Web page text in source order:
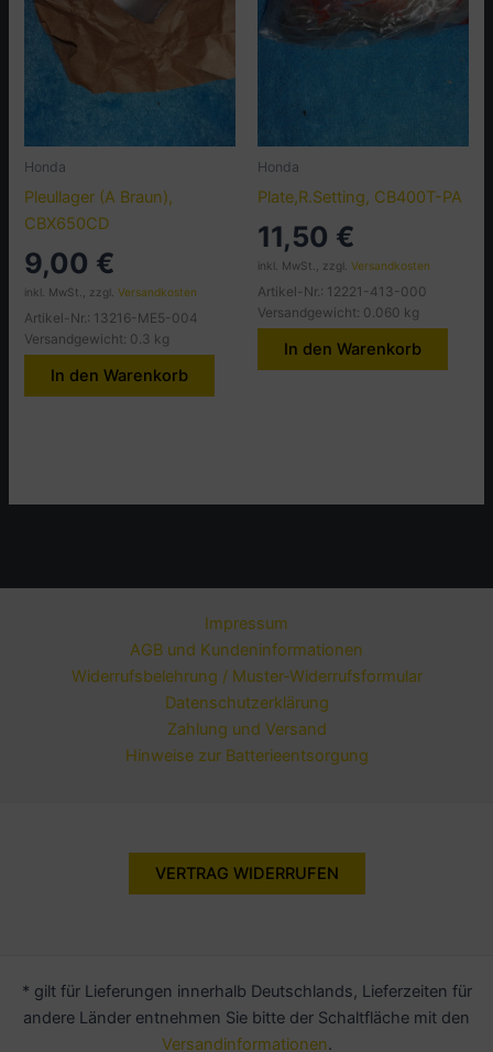
Honda
Pleullager (A Braun),
CBX650CD
9,00 €
inkl. MwSt., zzgl.Versandkosten
Artikel-Nr.: 13216-ME5-004
Versandgewicht: 0.3 kg
In den Warenkorb
Honda
Plate,R.Setting, CB400T-PA
11,50 €
inkl. MwSt., zzgl. Versandkosten
Artikel-Nr.: 12221-413-000
Versandgewicht: 0.060 kg
In den Warenkorb
Impressum
AGB und Kundeninformationen
Widerrufsbelehrung / Muster-Widerrufsformular
Datenschutzerklärung
Zahlung und Versand
Hinweise zur Batterieentsorgung
VERTRAG WIDERRUFEN
* gilt für Lieferungen innerhalb Deutschlands, Lieferzeiten für
andere Länder entnehmen Sie bitte der Schaltfläche mit den
Versandinformationen.